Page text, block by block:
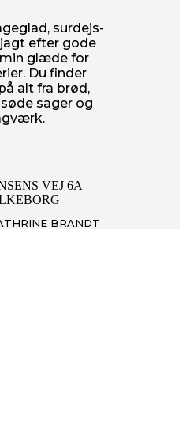
surdejs-
efter gode
min glæde for
Du finder
alt fra brød,
sager og
VEJ 6A
BRANDT